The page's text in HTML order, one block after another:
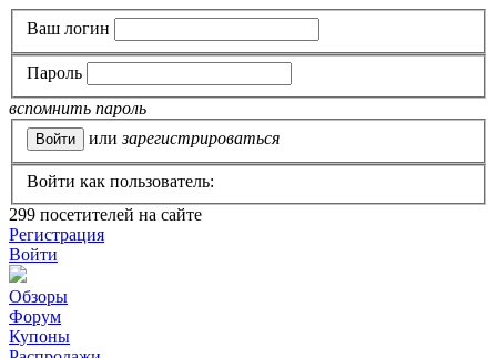
Ваш логин
Пароль
вспомнить пароль
или зарегистрироваться
Войти как пользователь:
299 посетителей на сайте
Регистрация
Войти
Обзоры
Форум
Купоны